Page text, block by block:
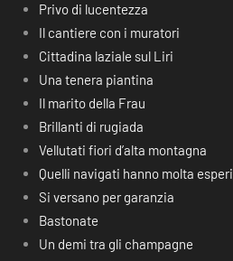
Privo di lucentezza
Il cantiere con i muratori
Cittadina laziale sul Liri
Una tenera piantina
Il marito della Frau
Brillanti di rugiada
Vellutati fiori d’alta montagna
Quelli navigati hanno molta
Si versano per garanzia
Bastonate
Un demi tra gli champagne